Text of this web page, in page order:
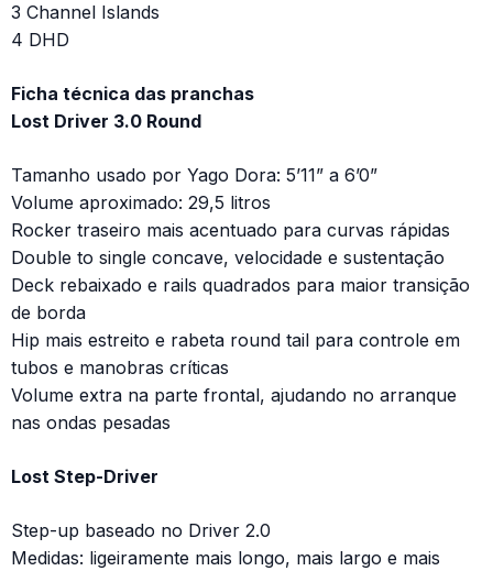
3 Channel Islands
4 DHD
Ficha técnica das pranchas
Lost Driver 3.0 Round
Tamanho usado por Yago Dora: 5’11” a 6’0”
Volume aproximado: 29,5 litros
Rocker traseiro mais acentuado para curvas rápidas
Double to single concave, velocidade e sustentação
Deck rebaixado e rails quadrados para maior transição
de borda
Hip mais estreito e rabeta round tail para controle em
tubos e manobras críticas
Volume extra na parte frontal, ajudando no arranque
nas ondas pesadas
Lost Step-Driver
Step-up baseado no Driver 2.0
Medidas: ligeiramente mais longo, mais largo e mais